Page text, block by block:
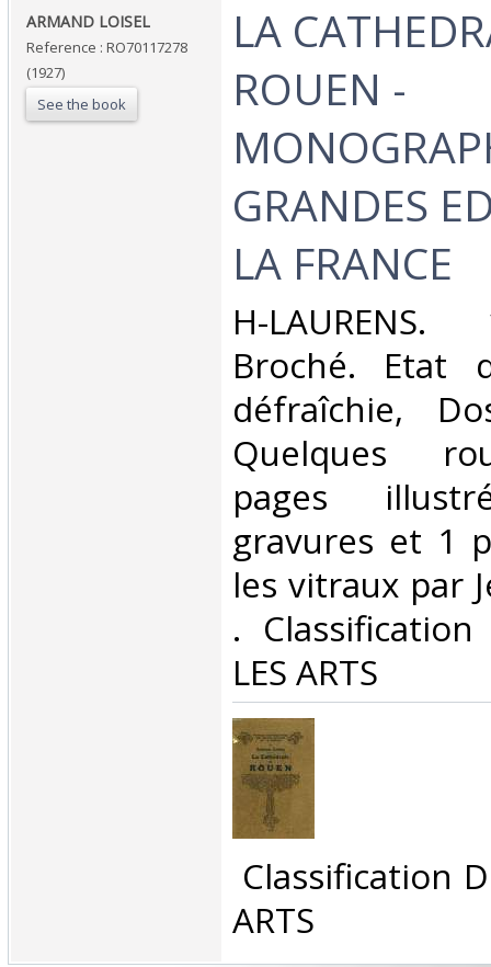
‎ARMAND LOISEL‎
Reference : RO70117278
(1927)
See the book
‎LA
ROUEN -
GRANDES
LA FRANCE‎
‎H-
Broché. Etat
défraîchie,
Quelques
pages
gravures et 1
les vitraux par
.
LES ARTS‎
Classification
ARTS‎